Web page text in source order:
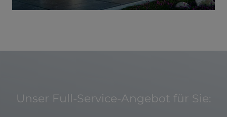
Unser Full-Service-Angebot für Sie: